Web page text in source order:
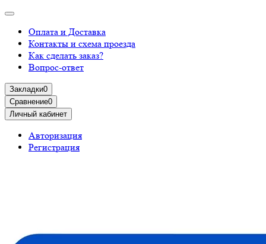
Оплата и Доставка
Контакты и схема проезда
Как сделать заказ?
Вопрос-ответ
Закладки0
Сравнение0
Личный кабинет
Авторизация
Регистрация